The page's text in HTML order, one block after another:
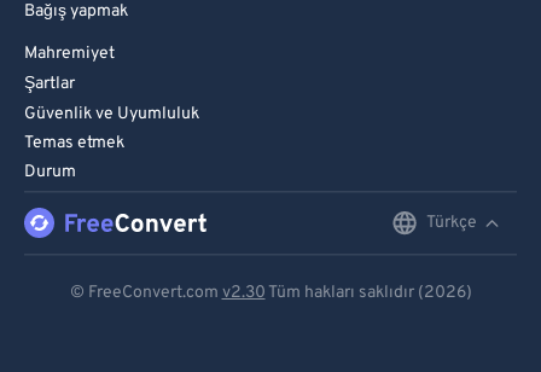
Bağış yapmak
Mahremiyet
Şartlar
Güvenlik ve Uyumluluk
Temas etmek
Durum
Türkçe
© FreeConvert.com v2.30 Tüm hakları saklıdır (2026)